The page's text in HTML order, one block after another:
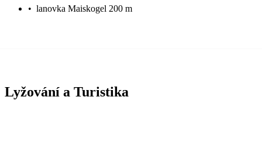
• lanovka Maiskogel 200 m
Lyžování a Turistika